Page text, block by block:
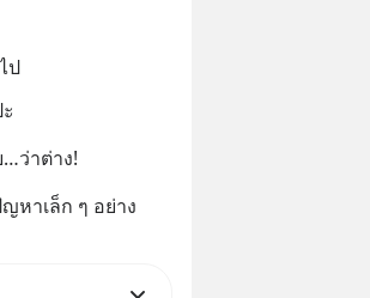
ป
ว่าต่าง!
หาเล็ก ๆ อย่าง